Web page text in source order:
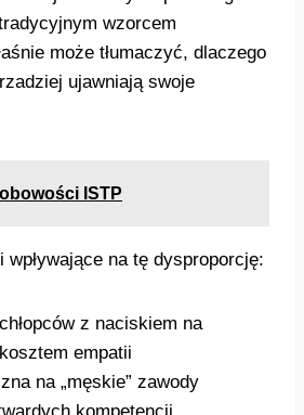
wzorcem
może tłumaczyć, dlaczego
rzadziej ujawniają swoje
ISTP
wpływające na tę dysproporcję:
z naciskiem na
empatii
na „męskie” zawody